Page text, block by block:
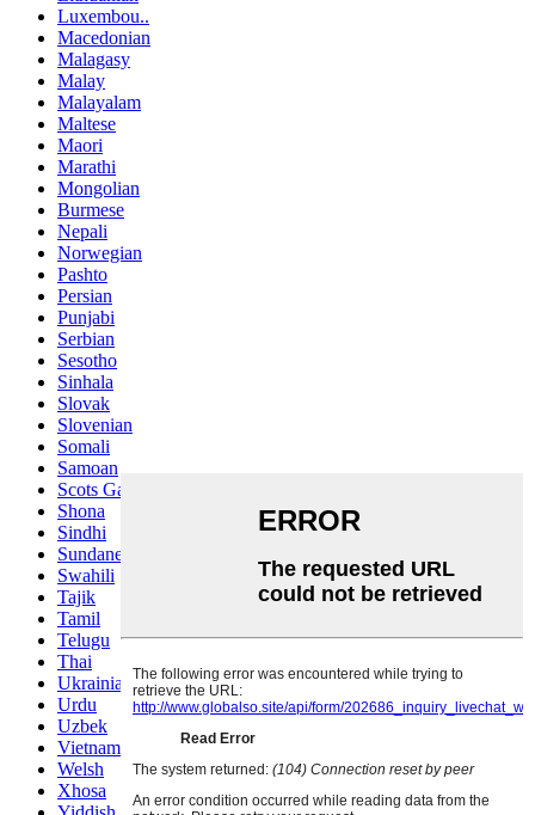
Luxembou..
Macedonian
Malagasy
Malay
Malayalam
Maltese
Maori
Marathi
Mongolian
Burmese
Nepali
Norwegian
Pashto
Persian
Punjabi
Serbian
Sesotho
Sinhala
Slovak
Slovenian
Somali
Samoan
Scots Gaelic
Shona
Sindhi
Sundanese
Swahili
Tajik
Tamil
Telugu
Thai
Ukrainian
Urdu
Uzbek
Vietnamese
Welsh
Xhosa